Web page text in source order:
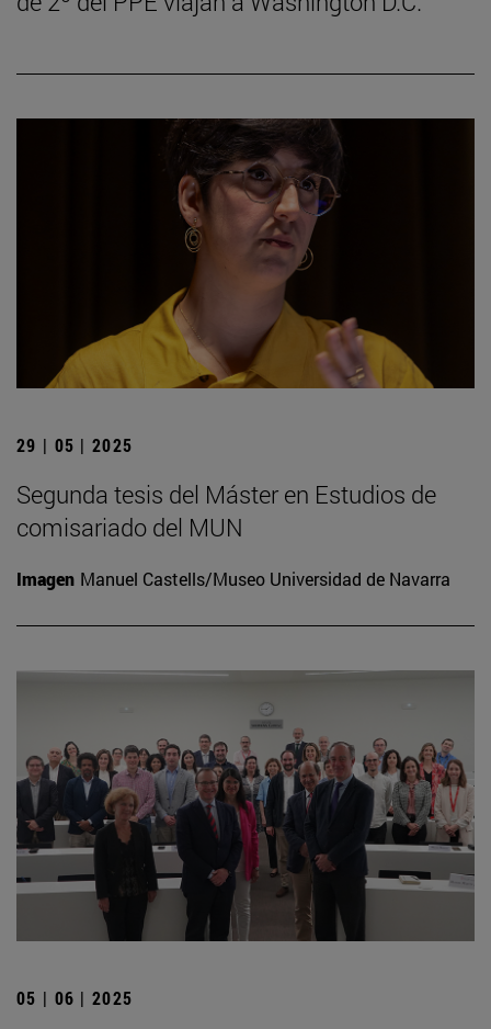
29 | 05 | 2025
Segunda tesis del Máster en Estudios de
comisariado del MUN
Imagen Manuel Castells/Museo Universidad de Navarra
05 | 06 | 2025